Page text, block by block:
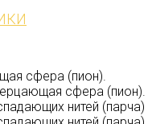
сфера (пион).
сфера (пион).
нитей (парча)